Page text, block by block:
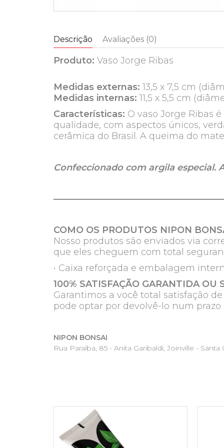
Descrição Avaliações (0)
Produto: Vaso Jorge Ribas
Medidas externas: 13,5 x 7,5 cm
Medidas internas: 11,5 x 5,5 cm
Características: O vaso Jorge Ribas
qualidade, com aspectos únicos,
cerâmica do Brasil. A queima do
Confeccionado com argila especial.
COMO OS PRODUTOS NIPON
Nosso produtos são enviados via
que eles cheguem com total
• Caixa reforçada e embalagem
100% SATISFAÇÃO GARANTIDA OU
Garantimos a você total satisfação
pode optar por devolvê-lo num
NIPON BONSAI
Rua Paraíba, 85 - Anita Garibaldi, Joinville - Santa